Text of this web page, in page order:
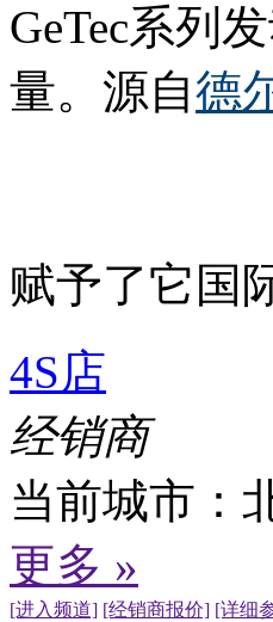
GeTec系列
量。源自德
赋予了它国
4S店
经销商
当前城市：
更多 »
[进入频道] [经销商报价] [详细